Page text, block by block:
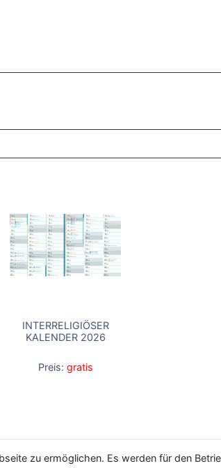
INTERRELIGIÖSER
KALENDER 2026
Preis: gratis
zu ermöglichen. Es werden für den